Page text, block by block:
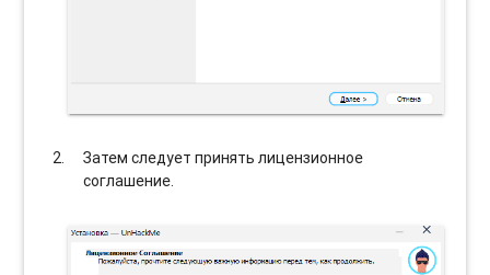
Затем следует принять лицензионное
соглашение.